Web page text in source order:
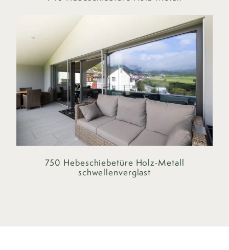
750 Hebeschiebetüre Holz-Metall
schwellenverglast